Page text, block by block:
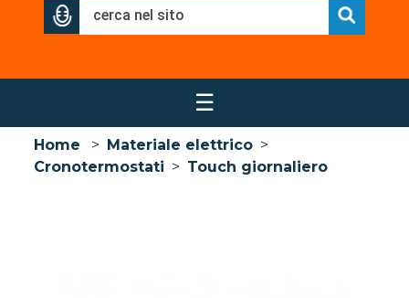
☰
Home > Materiale elettrico >
Cronotermostati > Touch giornaliero